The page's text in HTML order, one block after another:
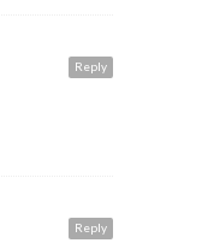
Reply
Reply